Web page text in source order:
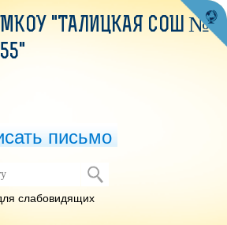
МКОУ "ТАЛИЦКАЯ СОШ №
55"
письмо
слабовидящих